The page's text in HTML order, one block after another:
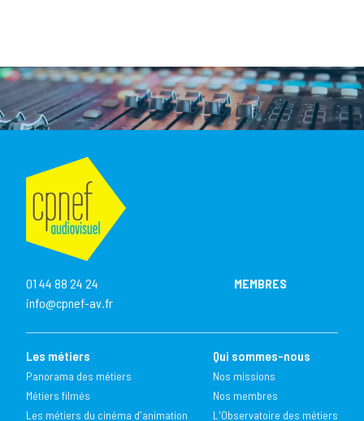
01 44 88 24 24
info@cpnef-av.fr
MEMBRES
Les métiers
Panorama des métiers
Métiers filmés
Les métiers du cinéma d'animation
Qui sommes-nous
Nos missions
Nos membres
L'Observatoire des métiers